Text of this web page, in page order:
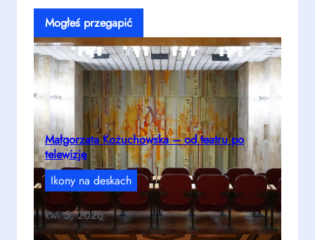
Mogłeś przegapić
Małgorzata Kożuchowska – od teatru po
telewizję
Ikony na deskach
kwi 5, 2026